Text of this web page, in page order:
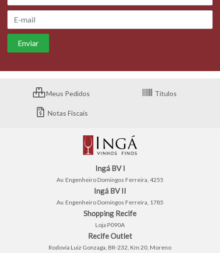
Meus Pedidos Títulos
Notas Fiscais
Ingá BV I
Av. Engenheiro Domingos Ferreira, 4255
Ingá BV II
Av. Engenheiro Domingos Ferreira, 1785
Shopping Recife
Loja P090A
Recife Outlet
Rodovia Luiz Gonzaga, BR-232, Km 20, Moreno